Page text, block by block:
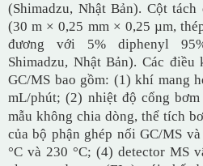
(Shimadzu, Nhật Bản). Cột
(30 m × 0,25 mm × 0,25 µm,
đương với 5% diphenyl
Shimadzu, Nhật Bản). Các
GC/MS bao gồm: (1) khí mang
mL/phút; (2) nhiệt độ cổng
mẫu không chia dòng, thể tích
của bộ phận ghép nối GC/MS
°C và 230 °C; (4) detector MS